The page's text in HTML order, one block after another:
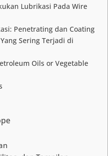
Lubrikasi Pada Wire
Penetrating dan Coating
Sering Terjadi di
Oils or Vegetable